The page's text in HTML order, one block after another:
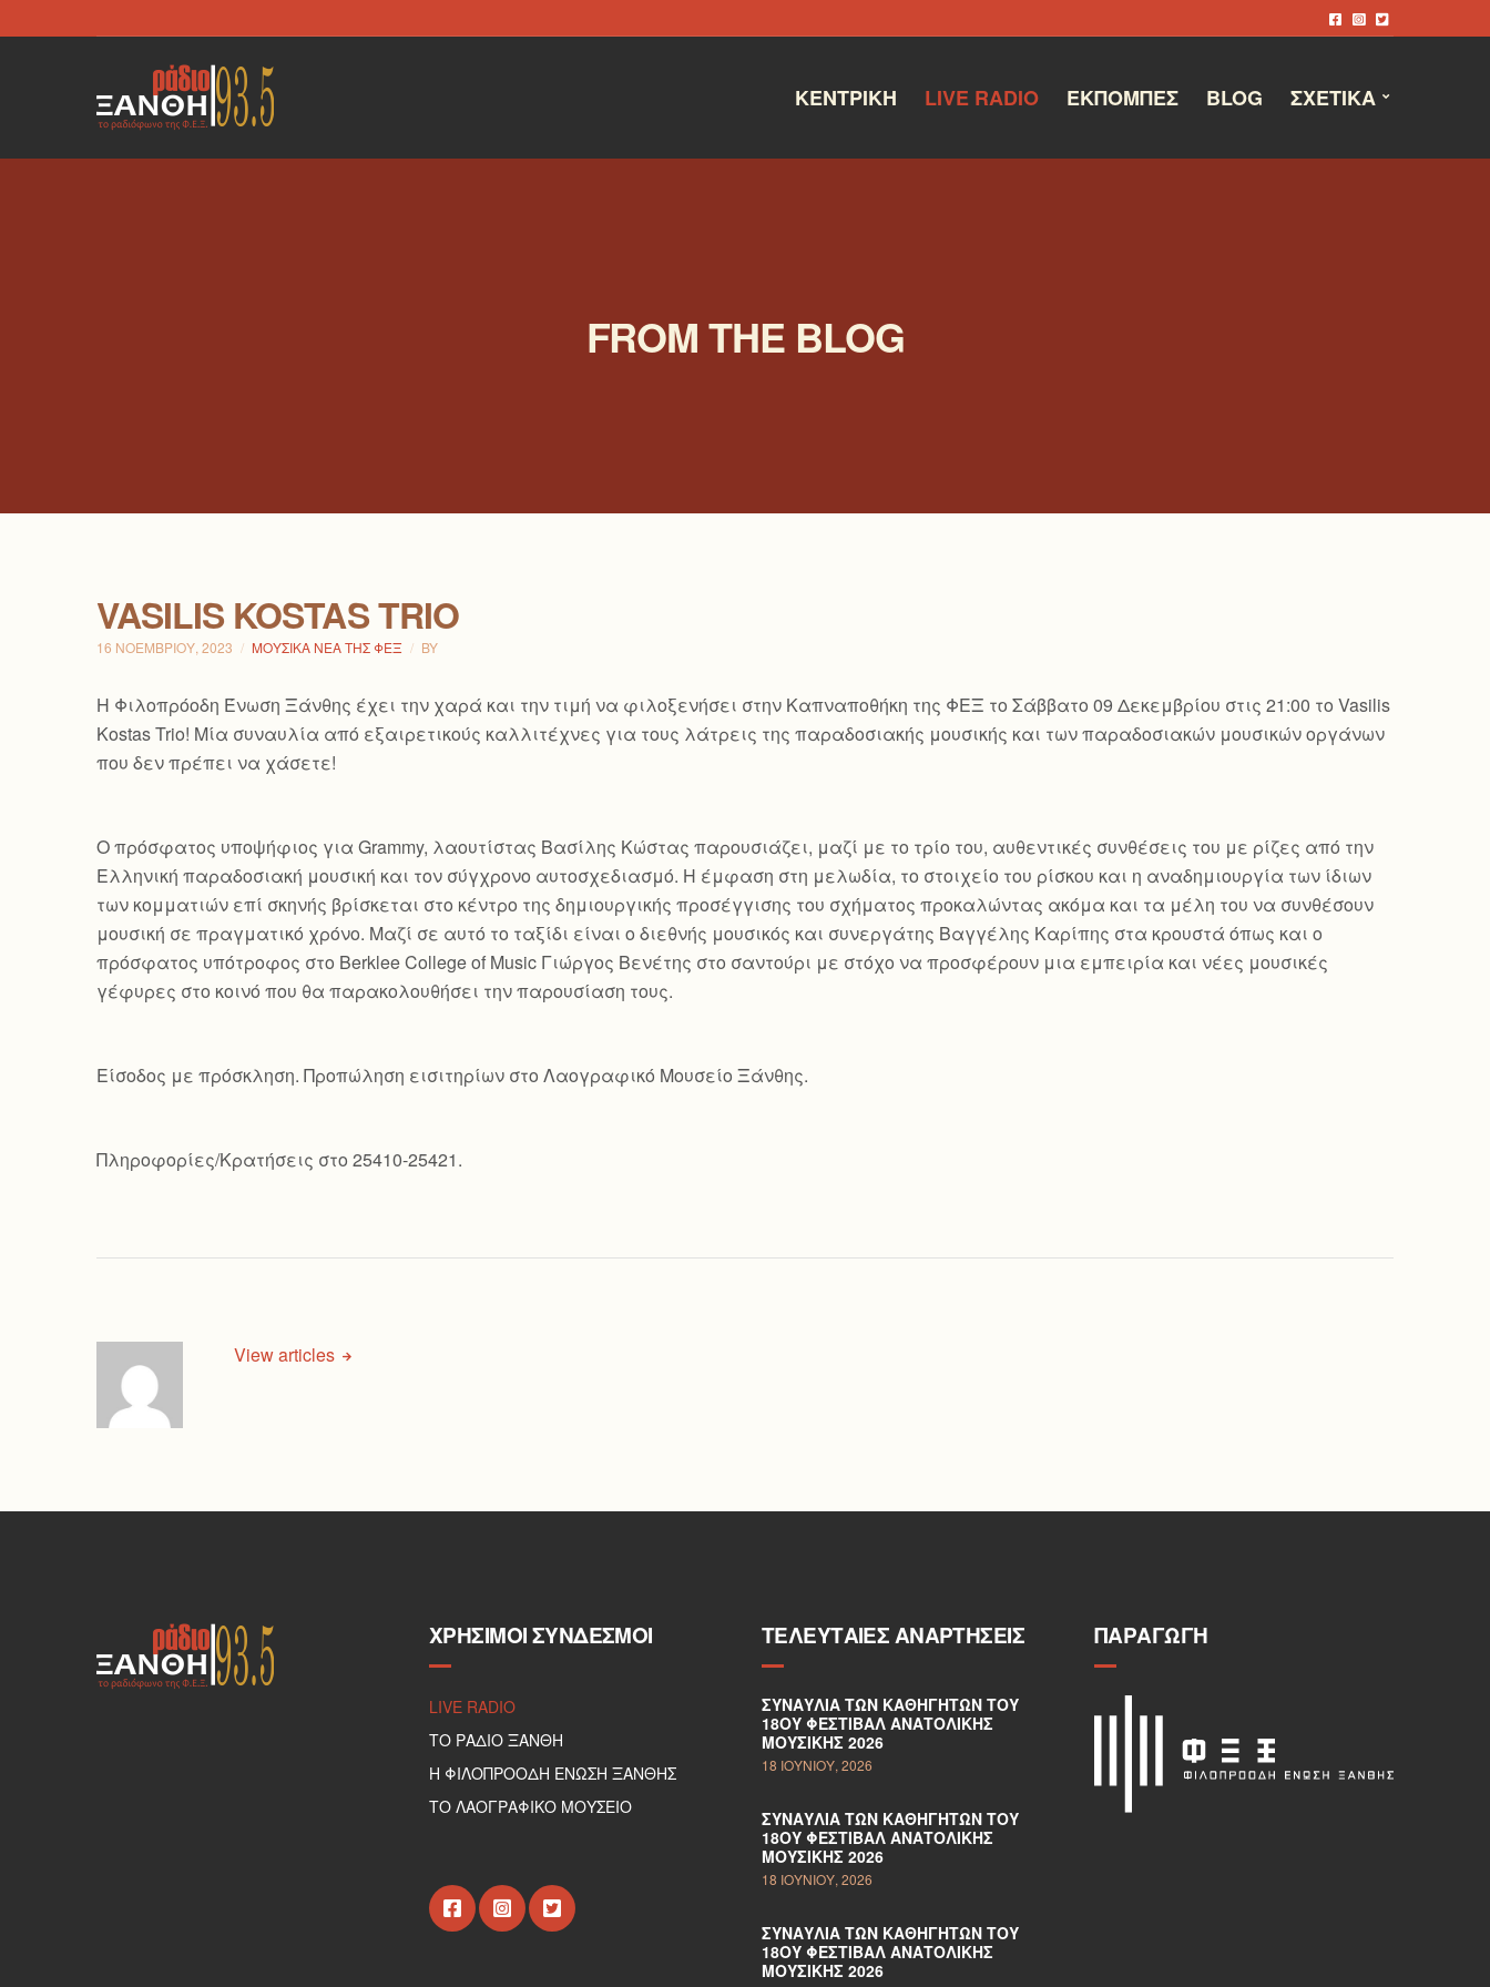
ΚΕΝΤΡΙΚΉ LIVE RADIO ΕΚΠΟΜΠΈΣ BLOG ΣΧΕΤΙΚΆ
FROM THE BLOG
VASILIS KOSTAS TRIO
16 ΝΟΕΜΒΡΊΟΥ, 2023 ΜΟΥΣΙΚΆ ΝΈΑ ΤΗΣ ΦΕΞ BY
H Φιλοπρόοδη Ένωση Ξάνθης έχει την χαρά και την τιμή να φιλοξενήσει στην Καπναποθήκη της ΦΕΞ το Σάββατο 09 Δεκεμβρίου στις 21:00 το Vasilis
Kostas Trio! Μία συναυλία από εξαιρετικούς καλλιτέχνες για τους λάτρεις της παραδοσιακής μουσικής και των παραδοσιακών μουσικών οργάνων
που δεν πρέπει να χάσετε!
Ο πρόσφατος υποψήφιος για Grammy, λαουτίστας Βασίλης Κώστας παρουσιάζει, μαζί με το τρίο του, αυθεντικές συνθέσεις του με ρίζες από την
Ελληνική παραδοσιακή μουσική και τον σύγχρονο αυτοσχεδιασμό. Η έμφαση στη μελωδία, το στοιχείο του ρίσκου και η αναδημιουργία των ίδιων
των κομματιών επί σκηνής βρίσκεται στο κέντρο της δημιουργικής προσέγγισης του σχήματος προκαλώντας ακόμα και τα μέλη του να συνθέσουν
μουσική σε πραγματικό χρόνο. Μαζί σε αυτό το ταξίδι είναι ο διεθνής μουσικός και συνεργάτης Βαγγέλης Καρίπης στα κρουστά όπως και ο
πρόσφατος υπότροφος στο Berklee College of Music Γιώργος Βενέτης στο σαντούρι με στόχο να προσφέρουν μια εμπειρία και νέες μουσικές
γέφυρες στο κοινό που θα παρακολουθήσει την παρουσίαση τους.
Είσοδος με πρόσκληση. Προπώληση εισιτηρίων στο Λαογραφικό Μουσείο Ξάνθης.
Πληροφορίες/Κρατήσεις στο 25410-25421.
View articles
ΧΡΉΣΙΜΟΙ ΣΎΝΔΕΣΜΟΙ
LIVE RADIO
ΤΟ ΡΑΔΙΟ ΞΑΝΘΗ
Η ΦΙΛΟΠΡΟΟΔΗ ΕΝΩΣΗ ΞΑΝΘΗΣ
ΤΟ ΛΑΟΓΡΑΦΙΚΟ ΜΟΥΣΕΙΟ
ΤΕΛΕΥΤΑΊΕΣ ΑΝΑΡΤΉΣΕΙΣ
ΣΥΝΑΥΛΊΑ ΤΩΝ ΚΑΘΗΓΗΤΏΝ ΤΟΥ
18ΟΥ ΦΕΣΤΙΒΆΛ ΑΝΑΤΟΛΙΚΉΣ
ΜΟΥΣΙΚΉΣ 2026
18 ΙΟΥΝΊΟΥ, 2026
ΣΥΝΑΥΛΊΑ ΤΩΝ ΚΑΘΗΓΗΤΏΝ ΤΟΥ
18ΟΥ ΦΕΣΤΙΒΆΛ ΑΝΑΤΟΛΙΚΉΣ
ΜΟΥΣΙΚΉΣ 2026
18 ΙΟΥΝΊΟΥ, 2026
ΣΥΝΑΥΛΊΑ ΤΩΝ ΚΑΘΗΓΗΤΏΝ ΤΟΥ
18ΟΥ ΦΕΣΤΙΒΆΛ ΑΝΑΤΟΛΙΚΉΣ
ΜΟΥΣΙΚΉΣ 2026
ΠΑΡΑΓΩΓΉ